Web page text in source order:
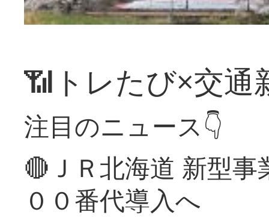
📶トレたび×交通
注目のニュース👇
🔴ＪＲ北海道 新型
００番代導入へ